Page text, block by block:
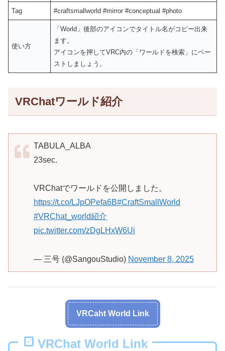
Tag #craftsmallworld #mirror #conceptual #photo
使い方
「World」後部のアイコンでタイトル名がコピー出来
ます。
アイコンを押してVRC内の「ワールドを検索」にペー
ストしましょう。
VRChatワールド紹介
TABULA_ALBA
23sec.
VRChatでワールドを公開しました。
https://t.co/LJpOPefa6B#CraftSmallWorld
#VRChat_world紹介
pic.twitter.com/zDgLHxW6Ui
— 三号 (@SangouStudio) November 8, 2025
VRCaht World Link
VRChat World Link